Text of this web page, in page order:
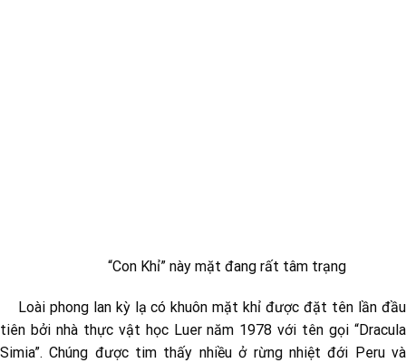
“Con Khỉ” này mặt đang rất tâm trạng
Loài phong lan kỳ lạ có khuôn mặt khỉ được đặt tên lần đầu
tiên bởi nhà thực vật học Luer năm 1978 với tên gọi “Dracula
Simia”. Chúng được tim thấy nhiều ở rừng nhiệt đới Peru và